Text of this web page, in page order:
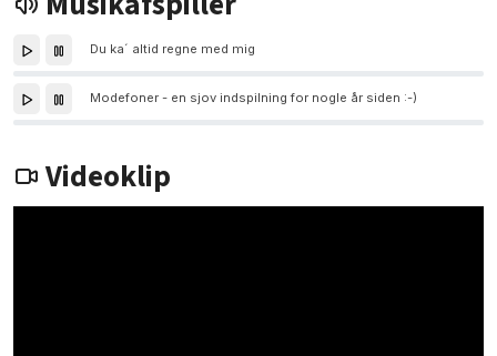
Du ka´ altid regne med mig
Modefoner - en sjov indspilning for nogle år siden :-)
Videoklip